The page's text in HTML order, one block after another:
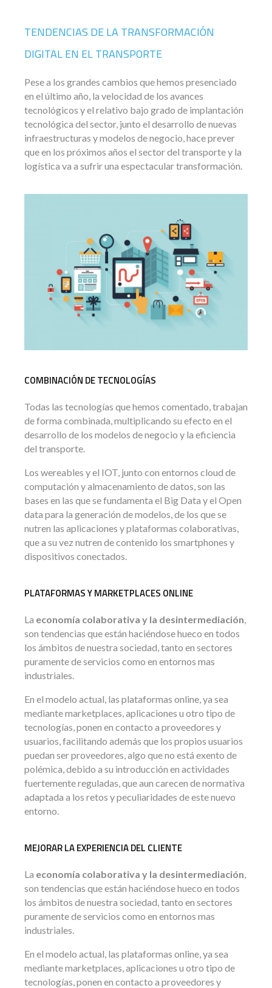
TENDENCIAS DE LA TRANSFORMACIÓN
DIGITAL EN EL TRANSPORTE
Pese a los grandes cambios que hemos presenciado
en el último año, la velocidad de los avances
tecnológicos y el relativo bajo grado de implantación
tecnológica del sector, junto el desarrollo de nuevas
infraestructuras y modelos de negocio, hace prever
que en los próximos años el sector del transporte y la
logística va a sufrir una espectacular transformación.
COMBINACIÓN DE TECNOLOGÍAS
Todas las tecnologías que hemos comentado, trabajan
de forma combinada, multiplicando su efecto en el
desarrollo de los modelos de negocio y la eficiencia
del transporte.
Los wereables y el IOT, junto con entornos cloud de
computación y almacenamiento de datos, son las
bases en las que se fundamenta el Big Data y el Open
data para la generación de modelos, de los que se
nutren las aplicaciones y plataformas colaborativas,
que a su vez nutren de contenido los smartphones y
dispositivos conectados.
PLATAFORMAS Y MARKETPLACES ONLINE
La economía colaborativa y la desintermediación,
son tendencias que están haciéndose hueco en todos
los ámbitos de nuestra sociedad, tanto en sectores
puramente de servicios como en entornos mas
industriales.
En el modelo actual, las plataformas online, ya sea
mediante marketplaces, aplicaciones u otro tipo de
tecnologías, ponen en contacto a proveedores y
usuarios, facilitando además que los propios usuarios
puedan ser proveedores, algo que no está exento de
polémica, debido a su introducción en actividades
fuertemente reguladas, que aun carecen de normativa
adaptada a los retos y peculiaridades de este nuevo
entorno.
MEJORAR LA EXPERIENCIA DEL CLIENTE
La economía colaborativa y la desintermediación,
son tendencias que están haciéndose hueco en todos
los ámbitos de nuestra sociedad, tanto en sectores
puramente de servicios como en entornos mas
industriales.
En el modelo actual, las plataformas online, ya sea
mediante marketplaces, aplicaciones u otro tipo de
tecnologías, ponen en contacto a proveedores y